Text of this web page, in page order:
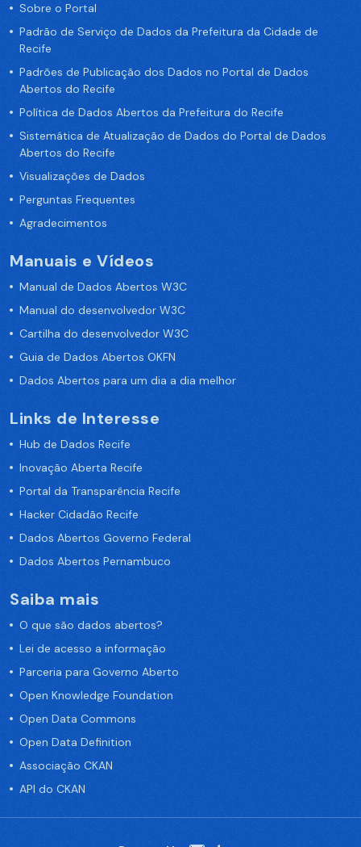
Sobre o Portal
Padrão de Serviço de Dados da Prefeitura da Cidade de
Recife
Padrões de Publicação dos Dados no Portal de Dados
Abertos do Recife
Política de Dados Abertos da Prefeitura do Recife
Sistemática de Atualização de Dados do Portal de Dados
Abertos do Recife
Visualizações de Dados
Perguntas Frequentes
Agradecimentos
Manuais e Vídeos
Manual de Dados Abertos W3C
Manual do desenvolvedor W3C
Cartilha do desenvolvedor W3C
Guia de Dados Abertos OKFN
Dados Abertos para um dia a dia melhor
Links de Interesse
Hub de Dados Recife
Inovação Aberta Recife
Portal da Transparência Recife
Hacker Cidadão Recife
Dados Abertos Governo Federal
Dados Abertos Pernambuco
Saiba mais
O que são dados abertos?
Lei de acesso a informação
Parceria para Governo Aberto
Open Knowledge Foundation
Open Data Commons
Open Data Definition
Associação CKAN
API do CKAN